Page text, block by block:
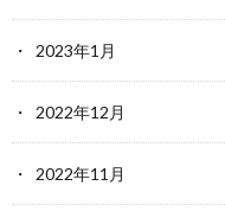
2023年1月
2022年12月
2022年11月